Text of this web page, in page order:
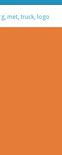
, met, truck, logo